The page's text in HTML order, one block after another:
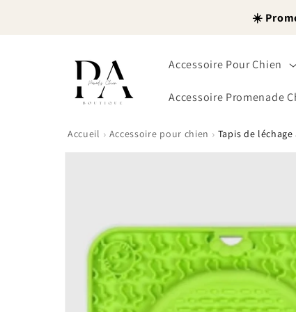
☀️
Accessoire Pour Chien
Accessoire Promenade
Accueil › Accessoire pour chien › Tapis de